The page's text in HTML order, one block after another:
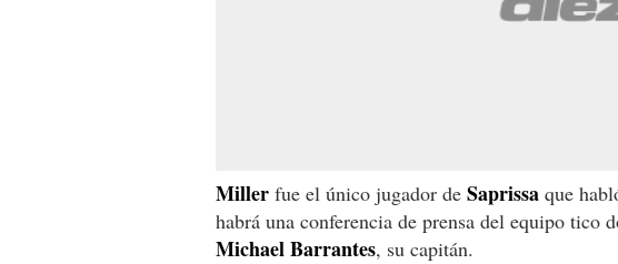
Miller fue el único jugador de Saprissa que
habrá una conferencia de prensa del equipo tico
Michael Barrantes, su capitán.